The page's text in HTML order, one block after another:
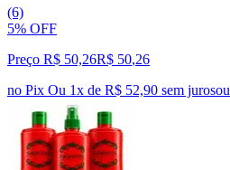
(6)
5% OFF
Preço R$ 50,26R$ 50,26
no Pix Ou 1x de R$ 52,90 sem jurosou